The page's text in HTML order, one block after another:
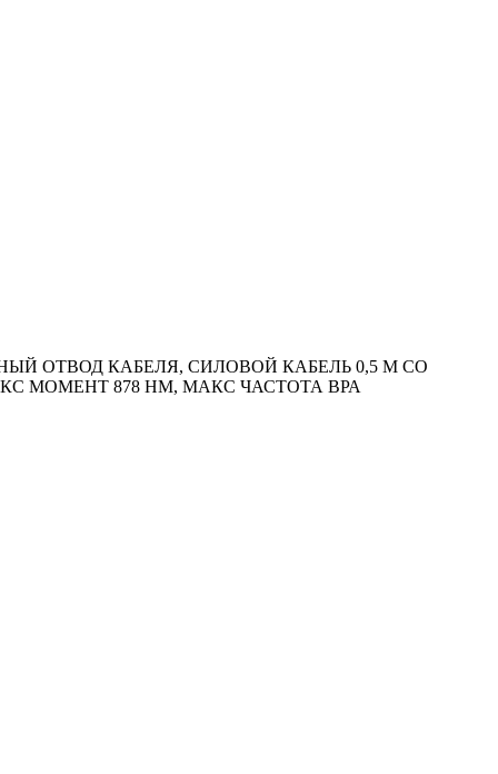
ОТВОД КАБЕЛЯ, СИЛОВОЙ КАБЕЛЬ 0,5 М СО
МОМЕНТ 878 HM, МАКС ЧАСТОТА ВРА